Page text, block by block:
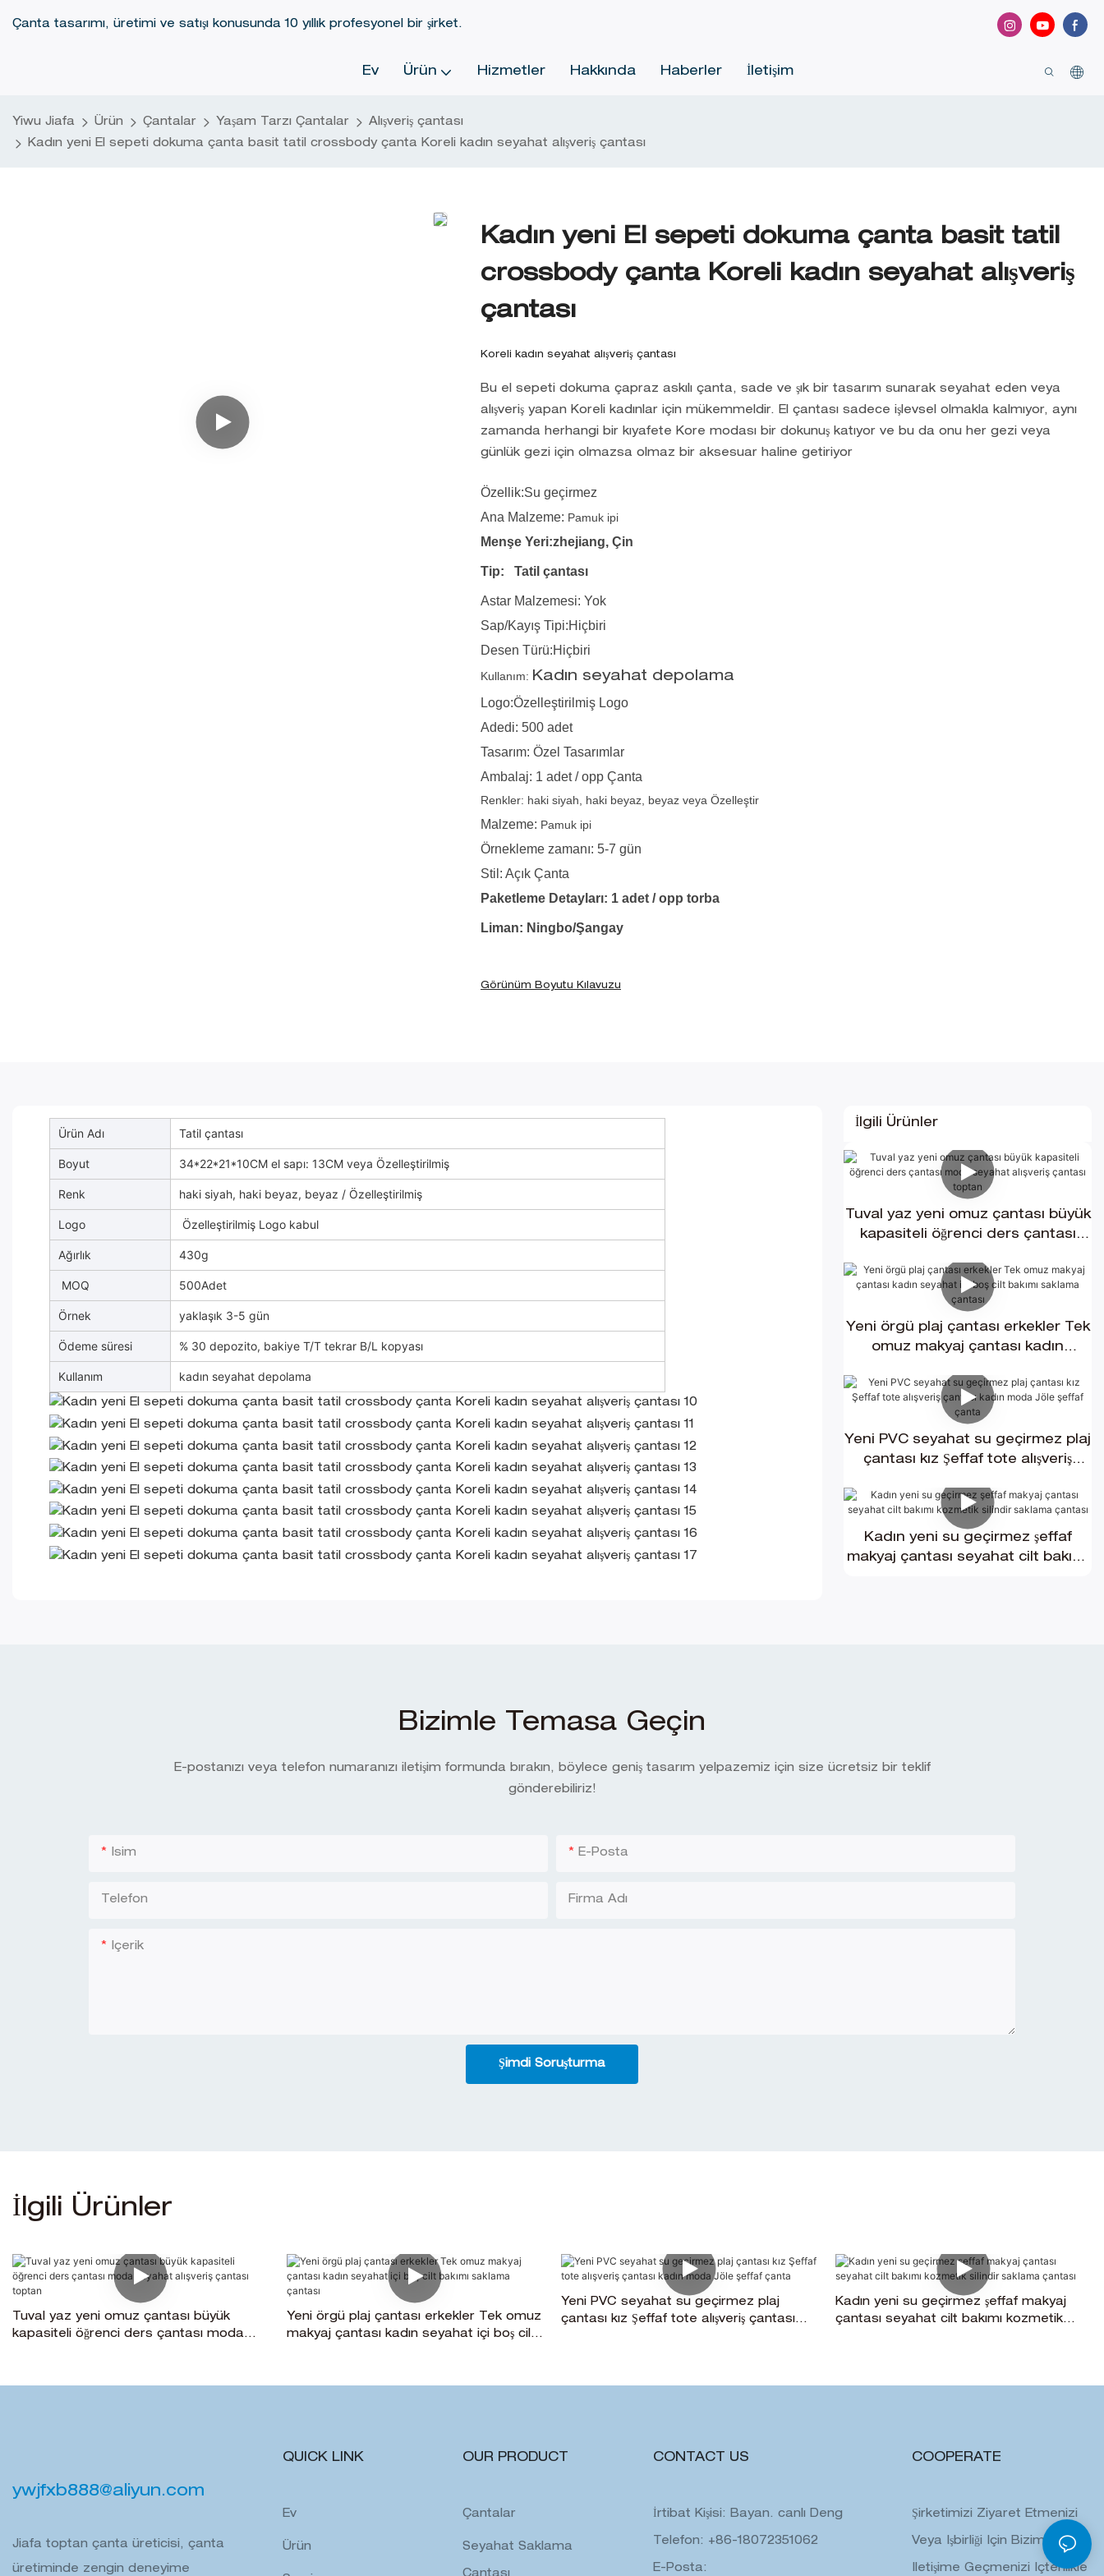
Çanta tasarımı, üretimi ve satışı konusunda 10 yıllık profesyonel bir şirket.
Ev Ürün Hizmetler Hakkında Haberler İletişim
Yiwu Jiafa Ürün Çantalar Yaşam Tarzı Çantalar
Alışveriş çantası
Kadın yeni El sepeti dokuma çanta basit tatil crossbody çanta Koreli kadın seyahat alışveriş çantası
Kadın yeni El sepeti dokuma çanta basit tatil
crossbody çanta Koreli kadın seyahat alışveriş
çantası
Koreli kadın seyahat alışveriş çantası
Bu el sepeti dokuma çapraz askılı çanta, sade ve şık bir tasarım sunarak seyahat eden veya
alışveriş yapan Koreli kadınlar için mükemmeldir. El çantası sadece işlevsel olmakla kalmıyor, aynı
zamanda herhangi bir kıyafete Kore modası bir dokunuş katıyor ve bu da onu her gezi veya
günlük gezi için olmazsa olmaz bir aksesuar haline getiriyor
Özellik:Su geçirmez
Ana Malzeme: Pamuk ipi
Menşe Yeri:zhejiang, Çin
Tip: Tatil çantası
Astar Malzemesi: Yok
Sap/Kayış Tipi:Hiçbiri
Desen Türü:Hiçbiri
Kullanım: Kadın seyahat depolama
Logo:Özelleştirilmiş Logo
Adedi: 500 adet
Tasarım: Özel Tasarımlar
Ambalaj: 1 adet / opp Çanta
Renkler: haki siyah, haki beyaz, beyaz veya Özelleştir
Malzeme: Pamuk ipi
Örnekleme zamanı: 5-7 gün
Stil: Açık Çanta
Paketleme Detayları: 1 adet / opp torba
Liman: Ningbo/Şangay
Görünüm Boyutu Kılavuzu
Ürün Adı Tatil çantası
Boyut 34*22*21*10CM el sapı: 13CM veya Özelleştirilmiş
Renk haki siyah, haki beyaz, beyaz / Özelleştirilmiş
Logo Özelleştirilmiş Logo kabul
Ağırlık 430g
MOQ 500Adet
Örnek yaklaşık 3-5 gün
Ödeme süresi % 30 depozito, bakiye T/T tekrar B/L kopyası
Kullanım kadın seyahat depolama
İlgili Ürünler
Tuval yaz yeni omuz çantası büyük
kapasiteli öğrenci ders çantası
toptan
Yeni örgü plaj çantası erkekler Tek
omuz makyaj çantası kadın
çantası
Yeni PVC seyahat su geçirmez plaj
çantası kız Şeffaf tote alışveriş
çanta
Kadın yeni su geçirmez şeffaf
makyaj çantası seyahat cilt bakımı
Bizimle Temasa Geçin
E-postanızı veya telefon numaranızı iletişim formunda bırakın, böylece geniş tasarım yelpazemiz için size ücretsiz bir teklif
gönderebiliriz!
Isim E-Posta
Telefon Firma Adı
Içerik
Şimdi Soruşturma
İlgili Ürünler
Tuval yaz yeni omuz çantası büyük
kapasiteli öğrenci ders çantası moda
Yeni örgü plaj çantası erkekler Tek omuz
makyaj çantası kadın seyahat içi boş cilt
Yeni PVC seyahat su geçirmez plaj
çantası kız Şeffaf tote alışveriş çantası
Kadın yeni su geçirmez şeffaf makyaj
çantası seyahat cilt bakımı kozmetik
ywjfxb888@aliyun.com
Jiafa toptan çanta üreticisi, çanta
üretiminde zengin deneyime
QUICK LINK
Ev
Ürün
OUR PRODUCT
Çantalar
Seyahat Saklama
CONTACT US
İrtibat Kişisi: Bayan. canlı Deng
Telefon: +86-18072351062
E-Posta:
COOPERATE
Şirketimizi Ziyaret Etmenizi
Veya Işbirliği Için Bizimle
Iletişime Geçmenizi Içtenlikle